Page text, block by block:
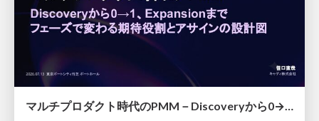
マルチプロダクト時代のPMM－Discoveryから0→1、Expansionまで フェーズで変わる期待役割とアサインの設計図